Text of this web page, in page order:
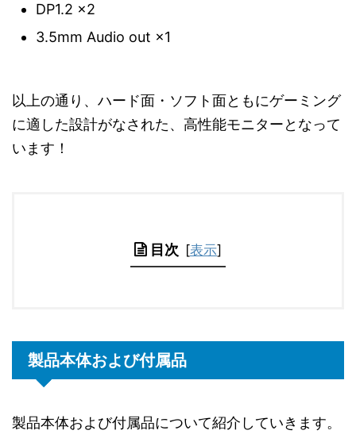
DP1.2 ×2
3.5mm Audio out ×1
以上の通り、ハード面・ソフト面ともにゲーミング
に適した設計がなされた、高性能モニターとなって
います！
目次 [表示]
製品本体および付属品
製品本体および付属品について紹介していきます。